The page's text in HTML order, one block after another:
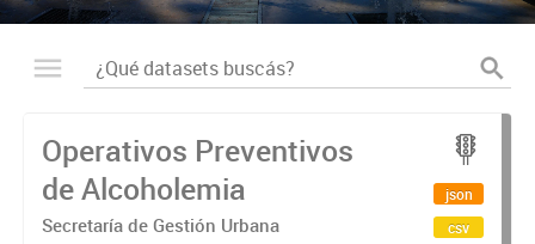
Operativos Preventivos
de Alcoholemia
Secretaría de Gestión Urbana
json
csv